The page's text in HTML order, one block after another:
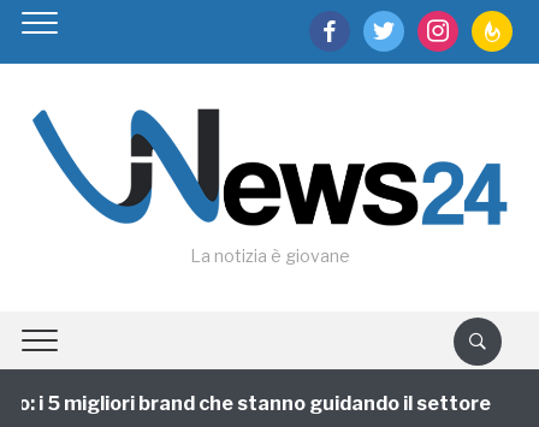
facebooktwitter instagram
La notizia è giovane
i 5 migliori brand che stanno guidando il settore